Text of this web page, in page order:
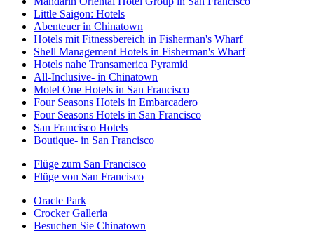
Little Saigon: Hotels
Abenteuer in Chinatown
Hotels mit Fitnessbereich in Fisherman's Wharf
Shell Management Hotels in Fisherman's Wharf
Hotels nahe Transamerica Pyramid
All-Inclusive- in Chinatown
Motel One Hotels in San Francisco
Four Seasons Hotels in Embarcadero
Four Seasons Hotels in San Francisco
San Francisco Hotels
Boutique- in San Francisco
Flüge zum San Francisco
Flüge von San Francisco
Oracle Park
Crocker Galleria
Besuchen Sie Chinatown